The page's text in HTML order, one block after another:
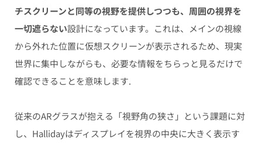
チスクリーンと同等の視野を提供しつつも、周囲の視界を
一切遮らない設計になっています。これは、メインの視線
から外れた位置に仮想スクリーンが表示されるため、現実
世界に集中しながらも、必要な情報をちらっと見るだけで
確認できることを意味します.
従来のARグラスが抱える「視野角の狭さ」という課題に対
し、Hallidayはディスプレイを視界の中央に大きく表示す